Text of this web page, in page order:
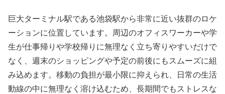
巨大ターミナル駅である池袋駅から非常に近い抜群のロケ
ーションに位置しています。周辺のオフィスワーカーや学
生が仕事帰りや学校帰りに無理なく立ち寄りやすいだけで
なく、週末のショッピングや予定の前後にもスムーズに組
み込めます。移動の負担が最小限に抑えられ、日常の生活
動線の中に無理なく溶け込むため、長期間でもストレスな